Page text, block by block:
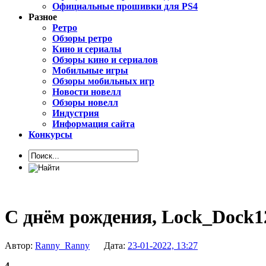
Официальные прошивки для PS4
Разное
Ретро
Обзоры ретро
Кино и сериалы
Обзоры кино и сериалов
Мобильные игры
Обзоры мобильных игр
Новости новелл
Обзоры новелл
Индустрия
Информация сайта
Конкурсы
С днём рождения,
Автор: Ranny_Ranny Дата: 23-01-2022, 13:27